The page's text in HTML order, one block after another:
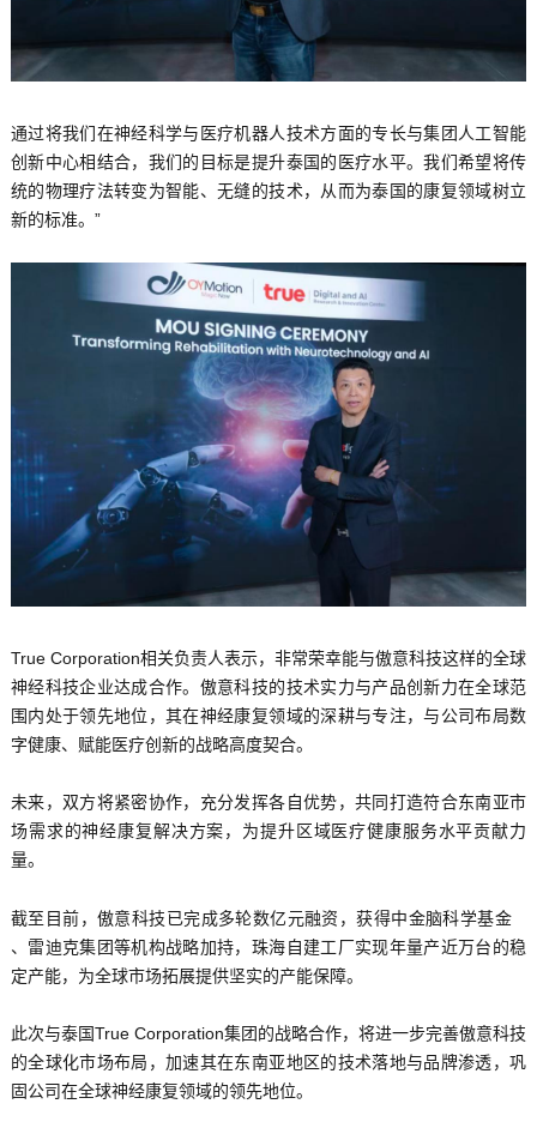
通过将我们在神经科学与医疗机器人技术方面的专长与集团人工智能
创新中心相结合，我们的目标是提升泰国的医疗水平。我们希望将传
统的物理疗法转变为智能、无缝的技术，从而为泰国的康复领域树立
新的标准。”
True Corporation相关负责人表示，非常荣幸能与傲意科技这样的全球
神经科技企业达成合作。傲意科技的技术实力与产品创新力在全球范
围内处于领先地位，其在神经康复领域的深耕与专注，与公司布局数
字健康、赋能医疗创新的战略高度契合。
未来，双方将紧密协作，充分发挥各自优势，共同打造符合东南亚市
场需求的神经康复解决方案，为提升区域医疗健康服务水平贡献力
量。
截至目前，傲意科技已完成多轮数亿元融资，获得中金脑科学基金
、雷迪克集团等机构战略加持，珠海自建工厂实现年量产近万台的稳
定产能，为全球市场拓展提供坚实的产能保障。
此次与泰国True Corporation集团的战略合作，将进一步完善傲意科技
的全球化市场布局，加速其在东南亚地区的技术落地与品牌渗透，巩
固公司在全球神经康复领域的领先地位。